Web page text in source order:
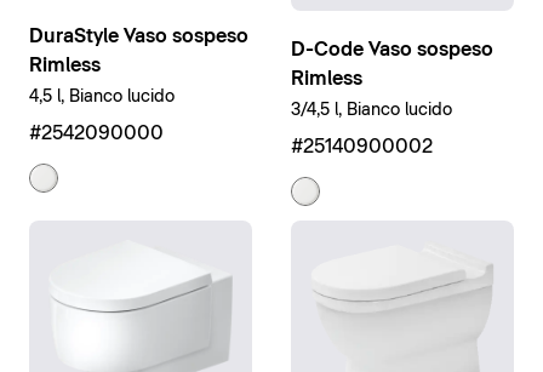
DuraStyle Vaso sospeso
Rimless
4,5 l, Bianco lucido
#2542090000
D-Code Vaso sospeso
Rimless
3/4,5 l, Bianco lucido
#25140900002